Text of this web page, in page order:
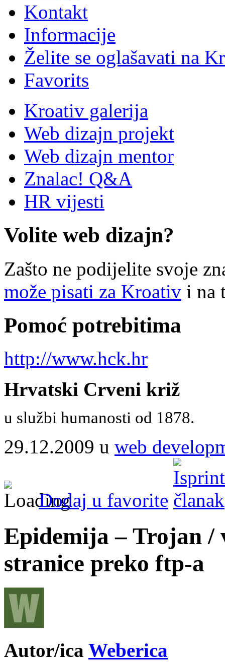
Kontakt
Informacije
Želite se oglašavati na
Favorits
Kroativ galerija
Web dizajn projekt
Web dizajn mentor
Znalac! Q&A
HR vijesti
Volite web dizajn?
Zašto ne podijelite svoje
može pisati za Kroativ i na
Pomoć potrebitima
http://www.hck.hr
Hrvatski Crveni križ
u službi humanosti od 1878.
29.12.2009 u web
Dodaj u favorite
Epidemija – Trojan /
stranice preko ftp-a
Autor/ica Weberica